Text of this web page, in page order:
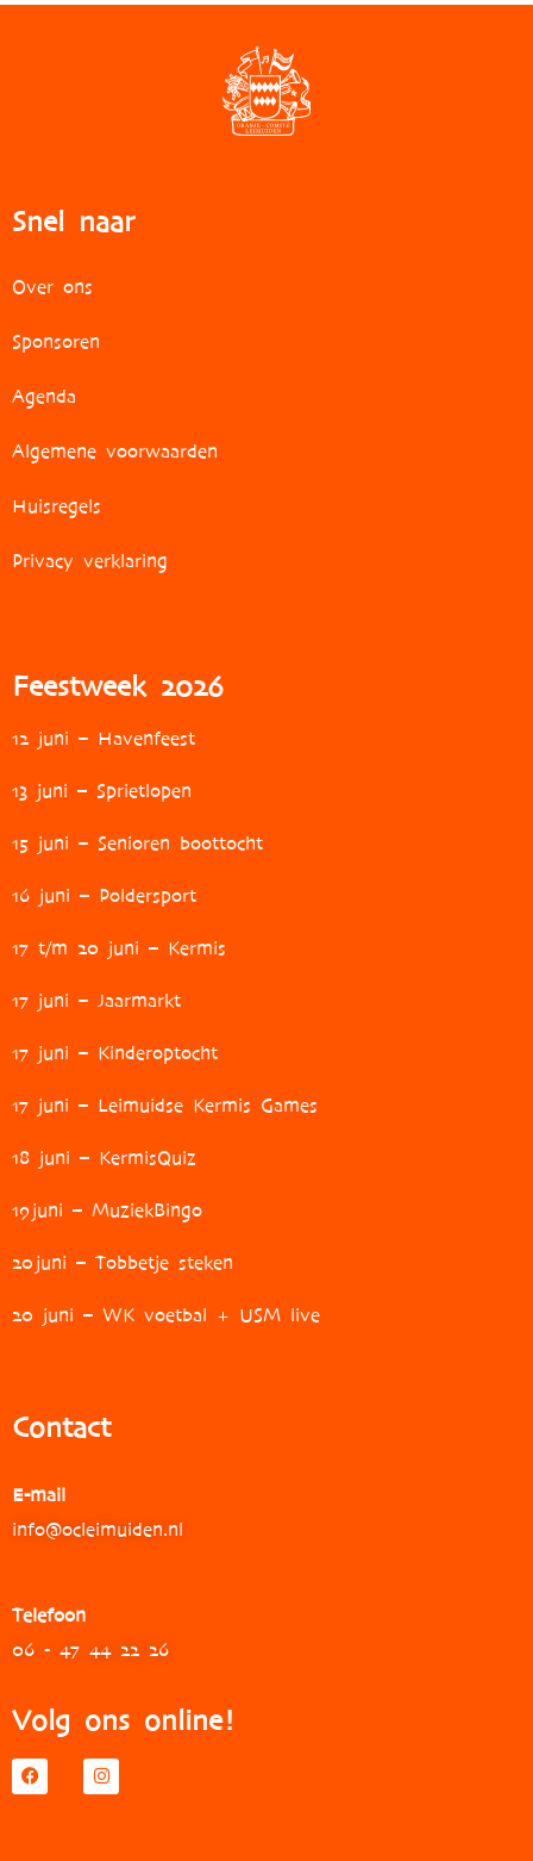
Snel naar
Over ons
Sponsoren
Agenda
Algemene voorwaarden
Huisregels
Privacy verklaring
Feestweek 2026
12 juni – Havenfeest
13 juni – Sprietlopen
15 juni – Senioren boottocht
16 juni – Poldersport
17 t/m 20 juni – Kermis
17 juni – Jaarmarkt
17 juni – Kinderoptocht
17 juni – Leimuidse Kermis Games
18 juni – KermisQuiz
19juni – MuziekBingo
20 juni – Tobbetje steken
20 juni – WK voetbal + USM live
Contact
E-mail
info@ocleimuiden.nl
Telefoon
06 - 47 44 22 26
Volg ons online!